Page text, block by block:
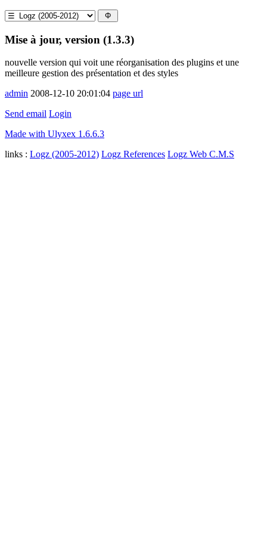
Mise à jour, version (1.3.3)
nouvelle version qui voit une réorganisation des plugins et une
meilleure gestion des présentation et des styles
admin 2008-12-10 20:01:04 page url
Send email Login
Made with Ulyxex 1.6.6.3
links : Logz (2005-2012) Logz References Logz Web C.M.S